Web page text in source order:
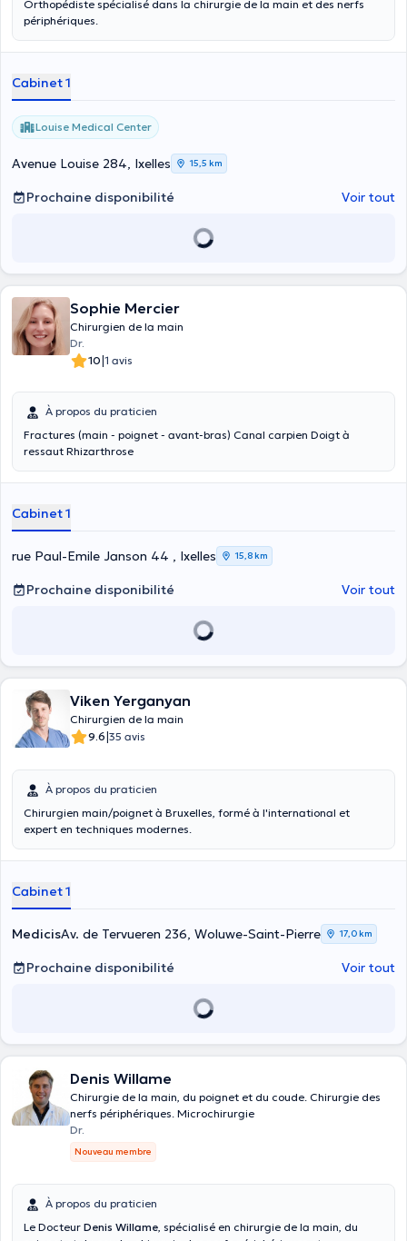
Orthopédiste spécialisé dans la chirurgie de la main et des nerfs
périphériques.
Cabinet 1
Louise Medical Center
Avenue Louise 284, Ixelles 15,5 km
Prochaine disponibilité Voir tout
Sophie Mercier
Chirurgien de la main
Dr.
10|1 avis
À propos du praticien
Fractures (main - poignet - avant-bras) Canal carpien Doigt à
ressaut Rhizarthrose
Cabinet 1
rue Paul-Emile Janson 44 , Ixelles 15,8 km
Prochaine disponibilité Voir tout
Viken Yerganyan
Chirurgien de la main
9.6|35 avis
À propos du praticien
Chirurgien main/poignet à Bruxelles, formé à l'international et
expert en techniques modernes.
Cabinet 1
MedicisAv. de Tervueren 236, Woluwe-Saint-Pierre 17,0 km
Prochaine disponibilité Voir tout
Denis Willame
Chirurgie de la main, du poignet et du coude. Chirurgie des
nerfs périphériques. Microchirurgie
Dr.
Nouveau membre
À propos du praticien
Le Docteur Denis Willame, spécialisé en chirurgie de la main, du